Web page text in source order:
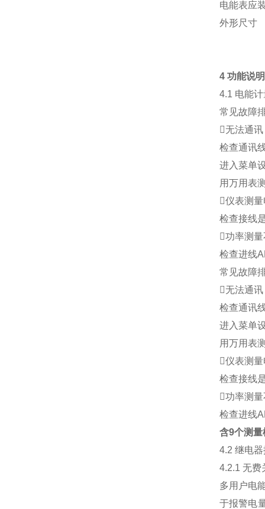
电能表应
外形尺寸
4 功能说明
4.1 电能
常见故障
无法通讯
检查通讯
进入菜单
用万用表
仪表测
检查接线
功率测
检查进线
常见故障
无法通讯
检查通讯
进入菜单
用万用表
仪表测
检查接线
功率测
检查进线
含9个测
4.2 继电
4.2.1 无费
多用户电
于报警电